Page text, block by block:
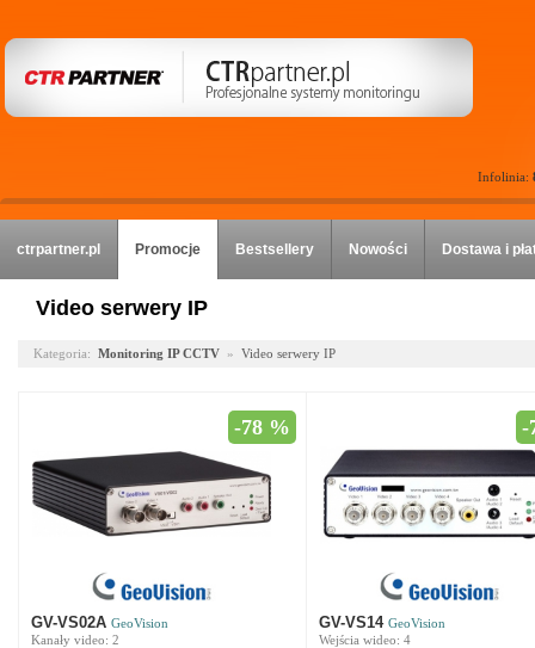
Infolinia:
ctrpartner.pl Promocje Bestsellery Nowości Dostawa i
Video serwery IP
Kategoria: Monitoring IP CCTV » Video serwery IP
GV-VS02A GeoVision
Kanały video: 2
-78 %
GV-VS14 GeoVision
Wejścia wideo: 4
-